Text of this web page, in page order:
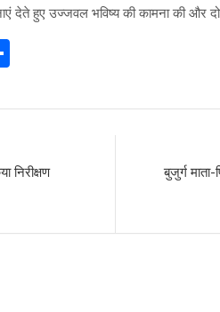
देते हुए उज्जवल भविष्य की कामना की और
ar
निरीक्षण
बुजुर्ग